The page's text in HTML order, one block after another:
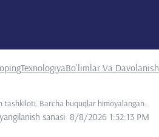
TexnologiyaBo'limlar Va Davolanish
tashkiloti. Barcha huquqlar himoyalangan.
sanasi 8/8/2026 1:52:13 PM